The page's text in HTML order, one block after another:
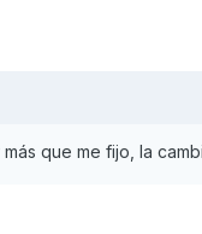
que me fijo, la